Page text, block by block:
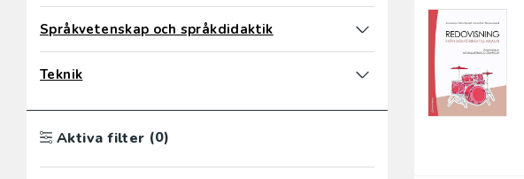
Språkvetenskap och språkdidaktik
Teknik
Aktiva filter (0)